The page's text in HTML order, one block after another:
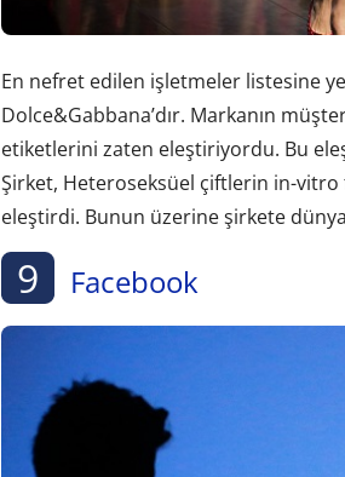
En nefret edilen işletmeler listesine
Dolce&Gabbana’dır. Markanın
etiketlerini zaten eleştiriyordu. Bu
Şirket, Heteroseksüel çiftlerin in-vitro
eleştirdi. Bunun üzerine şirkete
9 Facebook